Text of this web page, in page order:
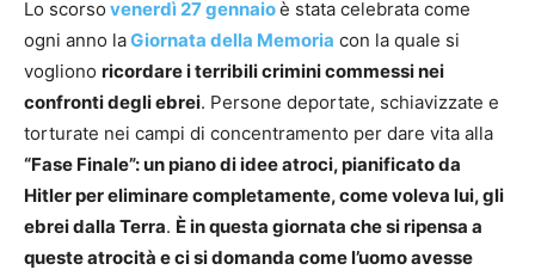
Lo scorso venerdì 27 gennaioè stata celebrata come
ogni anno laGiornata della Memoria con la quale si
vogliono ricordare i terribili crimini commessi nei
confronti degli ebrei. Persone deportate, schiavizzate e
torturate nei campi di concentramento per dare vita alla
“Fase Finale”: un piano di idee atroci, pianificato da
Hitler per eliminare completamente, come voleva lui, gli
ebrei dalla Terra. È in questa giornata che si ripensa a
queste atrocità e ci si domanda come l’uomo avesse